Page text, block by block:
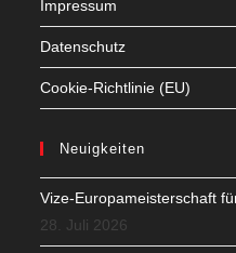
Impressum
Datenschutz
Cookie-Richtlinie (EU)
Neuigkeiten
Vize-Europameisterschaft
28. Juli 2026